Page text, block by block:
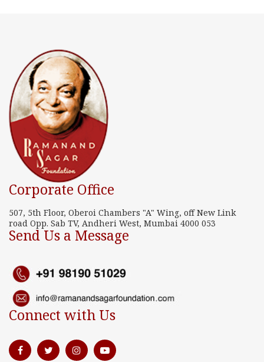
Corporate Office
507, 5th Floor, Oberoi Chambers "A" Wing, off New Link
road Opp. Sab TV, Andheri West, Mumbai 4000 053
Send Us a Message
Connect with Us